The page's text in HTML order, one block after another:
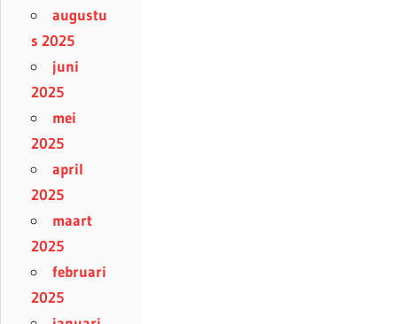
augustu
s 2025
juni
2025
mei
2025
april
2025
maart
2025
februari
2025